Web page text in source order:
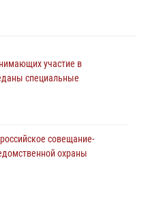
участие в
специальные
совещание-
охраны